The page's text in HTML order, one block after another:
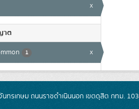
x
ต
1 x
นทรเกษม ถนนราชดำเนินนอก เขตดุสิต กทม.